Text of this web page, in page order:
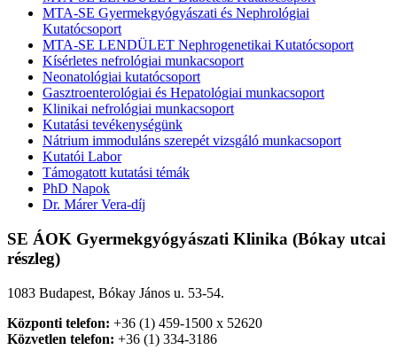
MTA-SE Gyermekgyógyászati és Nephrológiai
Kutatócsoport
MTA-SE LENDÜLET Nephrogenetikai Kutatócsoport
Kísérletes nefrológiai munkacsoport
Neonatológiai kutatócsoport
Gasztroenterológiai és Hepatológiai munkacsoport
Klinikai nefrológiai munkacsoport
Kutatási tevékenységünk
Nátrium immoduláns szerepét vizsgáló munkacsoport
Kutatói Labor
Támogatott kutatási témák
PhD Napok
Dr. Márer Vera-díj
SE ÁOK Gyermekgyógyászati Klinika (Bókay utcai
részleg)
1083 Budapest, Bókay János u. 53-54.
Központi telefon: +36 (1) 459-1500 x 52620
Közvetlen telefon: +36 (1) 334-3186